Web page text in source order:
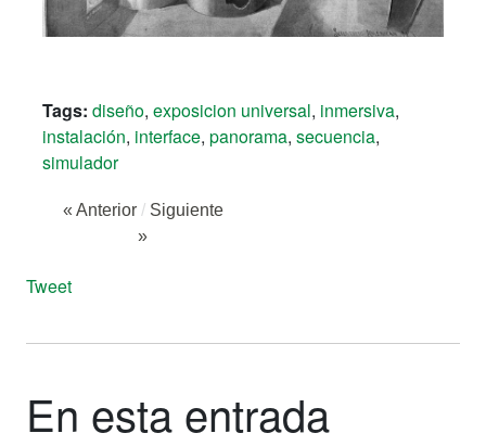
Tags: diseño, exposicion universal, inmersiva,
instalación, interface, panorama, secuencia,
simulador
« Anterior / Siguiente
»
Tweet
En esta entrada